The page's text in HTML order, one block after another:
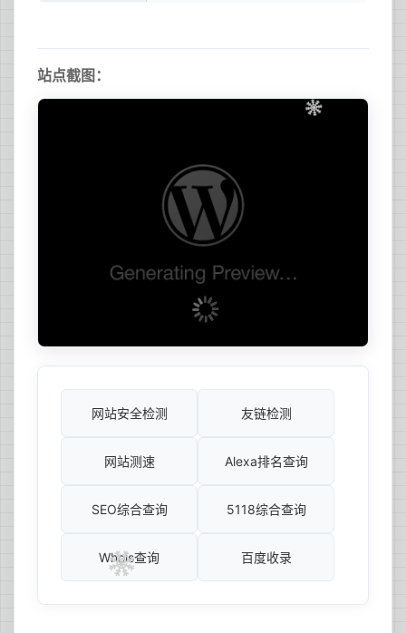
站点截图：
网站安全检测 友链检测
网站测速 Alexa排名查询
SEO综合查询 5118综合查询
Whois查询 百度收录